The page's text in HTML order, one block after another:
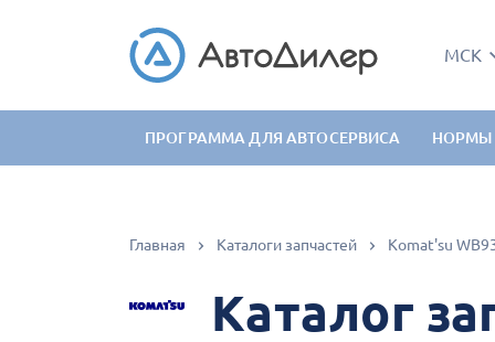
МСК
ПРОГРАММА ДЛЯ АВТОСЕРВИСА НОРМЫ
Главная Каталоги запчастей Komat'su
Каталог